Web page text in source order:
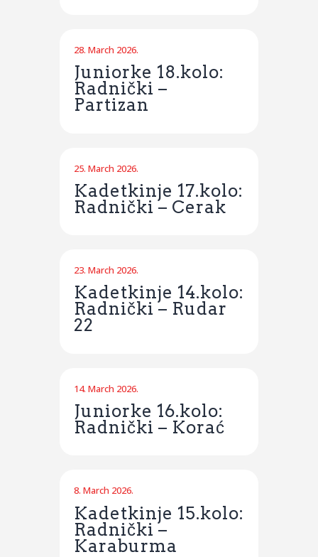
28. March 2026.
Juniorke 18.kolo:
Radnički –
Partizan
25. March 2026.
Kadetkinje 17.kolo:
Radnički – Cerak
23. March 2026.
Kadetkinje 14.kolo:
Radnički – Rudar
22
14. March 2026.
Juniorke 16.kolo:
Radnički – Korać
8. March 2026.
Kadetkinje 15.kolo:
Radnički –
Karaburma